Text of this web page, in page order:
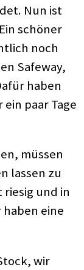
Nun ist
schöner
noch
Safeway,
haben
paar Tage
müssen
lassen zu
und in
eine
wir